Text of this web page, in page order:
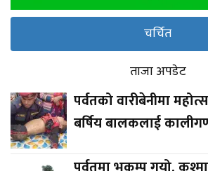
चर्चित
ताजा अपडेट
पर्वतको वारीबेनीमा
बर्षिय बालकलाई